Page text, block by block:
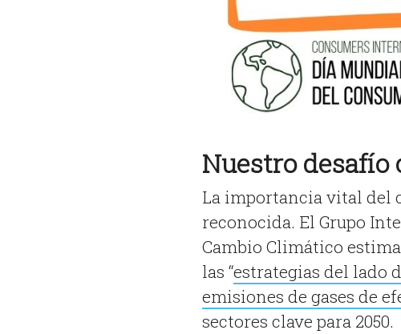
Nuestro
La importancia vital del
reconocida. El Grupo
Cambio Climático
las “estrategias del lado
emisiones de gases de
sectores clave para